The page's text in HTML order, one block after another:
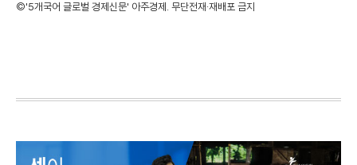
©'5개국어 글로벌 경제신문' 아주경제. 무단전재·재배포 금지